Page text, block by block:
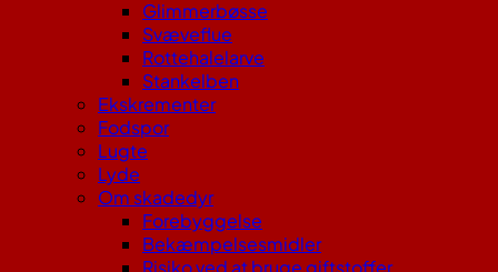
Glimmerbøsse
Svæveflue
Rottehalelarve
Stankelben
Ekskrementer
Fodspor
Lugte
Lyde
Om skadedyr
Forebyggelse
Bekæmpelsesmidler
Risiko ved at bruge giftstoffer